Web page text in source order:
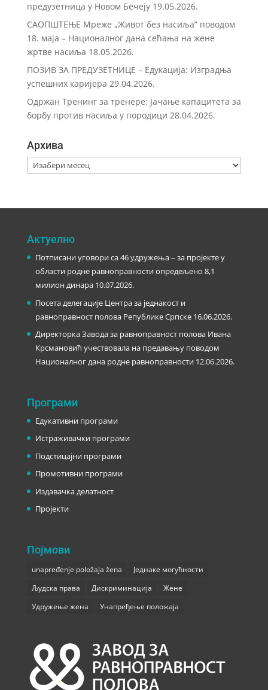
предузетница у Новом Бечеју 19.05.2026.
САОПШТЕЊЕ Мреже „Живот без насиља” поводом
18. маја – Националног дана сећања на жене
жртве насиља 18.05.2026.
ПОЗИВ ЗА ПРЕДУЗЕТНИЦЕ – Eдукација: Изградња
успешних каријера 29.04.2026.
Одржан Тренинг за тренере: Јачање капацитета за
борбу против насиља у породици 28.04.2026.
Архива
Архива
Актуелно
Потписани уговори са 46 удружења – за пројекте у
области родне равноправности опредељено 8,1
милион динара 10.07.2026.
Посета делегације Центра за једнакост и
равноправност полова Републике Српске 16.06.2026.
Директорка Завода за равноправност полова Ивана
Крсмановић учествовала на предавању поводом
Националног дана родне равноправности 12.06.2026.
Програми
Едукативни програми
Истраживачки програми
Подстицајни програми
Промотивни програми
Издавачка делатност
Пројекти
Појмови
unapređenje položaja žena
Једнаке могућности
Људска права
Дискриминација
Жене
Удружење жена
Унапређење положаја